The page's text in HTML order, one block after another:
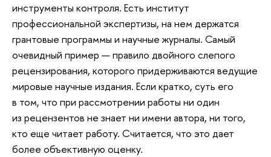
инструменты контроля. Есть институт
профессиональной экспертизы, на нем держатся
грантовые программы и научные журналы. Самый
очевидный пример — правило двойного слепого
рецензирования, которого придерживаются ведущие
мировые научные издания. Если кратко, суть его
в том, что при рассмотрении работы ни один
из рецензентов не знает ни имени автора, ни того,
кто еще читает работу. Считается, что это дает
более объективную оценку.